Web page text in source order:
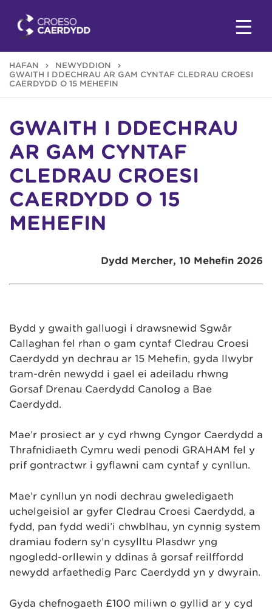
HAFAN
NEWYDDION
GWAITH I DDECHRAU AR GAM CYNTAF CLEDRAU CROESI
CAERDYDD O 15 MEHEFIN
GWAITH I DDECHRAU
AR GAM CYNTAF
CLEDRAU CROESI
CAERDYDD O 15
MEHEFIN
Dydd Mercher, 10 Mehefin 2026
Bydd y gwaith galluogi i drawsnewid Sgwâr
Callaghan fel rhan o gam cyntaf Cledrau Croesi
Caerdydd yn dechrau ar 15 Mehefin, gyda llwybr
tram-drên newydd i gael ei adeiladu rhwng
Gorsaf Drenau Caerdydd Canolog a Bae
Caerdydd.
Mae’r prosiect ar y cyd rhwng Cyngor Caerdydd a
Thrafnidiaeth Cymru wedi penodi GRAHAM fel y
prif gontractwr i gyflawni cam cyntaf y cynllun.
Mae’r cynllun yn nodi dechrau gweledigaeth
uchelgeisiol ar gyfer Cledrau Croesi Caerdydd, a
fydd, pan fydd wedi’i chwblhau, yn cynnig system
dramiau fodern sy’n cysylltu Plasdŵr yng
ngogledd-orllewin y ddinas â gorsaf reilffordd
newydd arfaethedig Parc Caerdydd yn y dwyrain.
Gyda chefnogaeth £100 miliwn o gyllid ar y cyd